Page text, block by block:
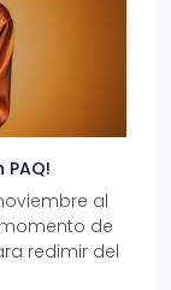
al
de
redimir del